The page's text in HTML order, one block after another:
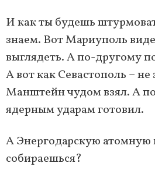
И как ты будешь
знаем. Вот Мариуполь
выглядеть. А по-другому
А вот как Севастополь – не
Манштейн чудом взял. А
ядерным ударам готовил.
А Энергодарскую атомную
собираешься?